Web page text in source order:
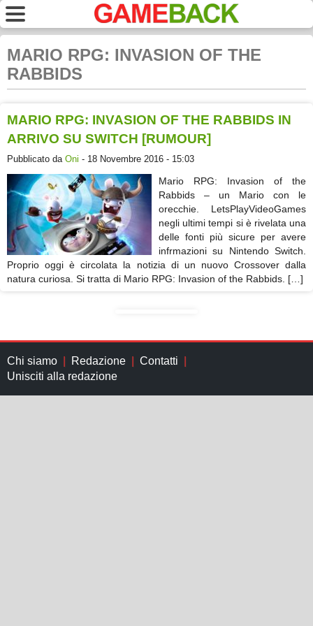
MARIO RPG: INVASION OF THE
RABBIDS
MARIO RPG: INVASION OF THE RABBIDS IN
ARRIVO SU SWITCH [RUMOUR]
Pubblicato da Oni - 18 Novembre 2016 - 15:03
Mario RPG: Invasion of the
Rabbids – un Mario con le
orecchie. LetsPlayVideoGames
negli ultimi tempi si è rivelata una
delle fonti più sicure per avere
infrmazioni su Nintendo Switch.
Proprio oggi è circolata la notizia di un nuovo Crossover dalla
natura curiosa. Si tratta di Mario RPG: Invasion of the Rabbids. […]
Chi siamo Redazione
Contatti
Unisciti alla redazione